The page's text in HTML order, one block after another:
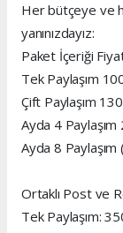
Her bütçeye ve
yanınızdayız:
Paket İçeriği
Tek Paylaşım
Çift Paylaşım
Ayda 4
Ayda 8 Paylaşım
Ortaklı Post ve
Tek Paylaşım: